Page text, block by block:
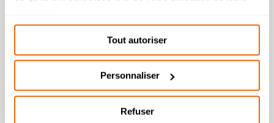
Tout autoriser
Personnaliser
Refuser
étudiés durant l’été.